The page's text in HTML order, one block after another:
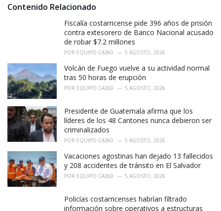
iContenido Relacionado
Fiscalía costarricense pide 396 años de prisión
contra extesorero de Banco Nacional acusado
de robar $7.2 millones
POR EQUIPO CA360 5 AGOSTO, 2026
Volcán de Fuego vuelve a su actividad normal
tras 50 horas de erupción
POR EQUIPO CA360 5 AGOSTO, 2026
Presidente de Guatemala afirma que los
líderes de los 48 Cantones nunca debieron ser
criminalizados
POR EQUIPO CA360 5 AGOSTO, 2026
Vacaciones agostinas han dejado 13 fallecidos
y 208 accidentes de tránsito en El Salvador
POR EQUIPO CA360 5 AGOSTO, 2026
Policías costarricenses habrían filtrado
información sobre operativos a estructuras